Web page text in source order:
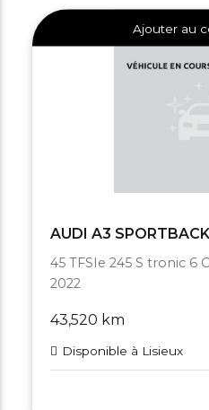
Ajouter au
AUDI A3 SPORTBACK
45 TFSIe 245 S tronic 6
2022
43,520 km
Disponible à Lisieux